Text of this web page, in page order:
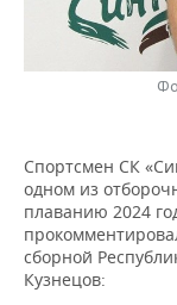
НЕФТЕХИМИЯ
ЭНЕРГЕТИКА
РОЗНИЧНАЯ
НОВОСТИ
МЕРОПРИЯТИЯ
НОВОСТИ
БИЗНЕС-
ONLINE-
ФУТБОЛ
ХОККЕЙ
ОБЩЕСТВО
НОВОСТИ
ВЛАСТЬ
ФОТОГАЛЕРЕЯ
СЮЖЕТЫ
Спортсмен СК
одном из
плаванию 2024
сборной
Кузнецов: